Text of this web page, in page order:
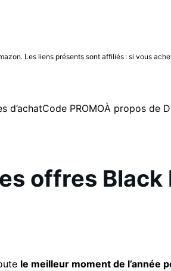
Les liens présents sont affiliés : si vous
d’achatCode PROMOÀ propos de
offres
le meilleur moment de l’année